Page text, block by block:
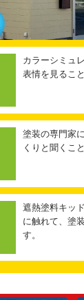
カラーシミュ
表情を見るこ
塗装の専門家
くりと聞くこ
遮熱塗料キッ
に触れて、塗
す。